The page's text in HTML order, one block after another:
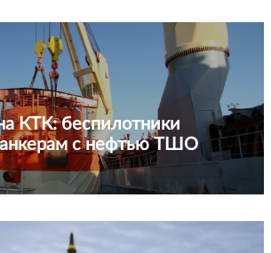
КТК: беспилотники
с нефтью ТШО